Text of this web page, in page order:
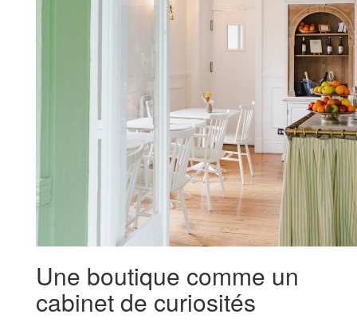
Une boutique comme un
cabinet de curiosités